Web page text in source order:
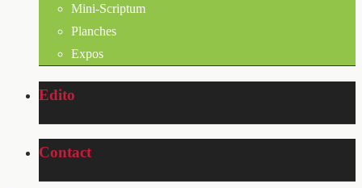
Mini-Scriptum
Planches
Expos
Edito
Contact